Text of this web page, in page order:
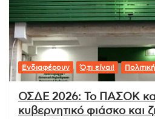
Ενδιαφέρουν Ό,τι είναι! Πολιτική
ΟΣΔΕ 2026: Το ΠΑΣΟΚ
κυβερνητικό φιάσκο και